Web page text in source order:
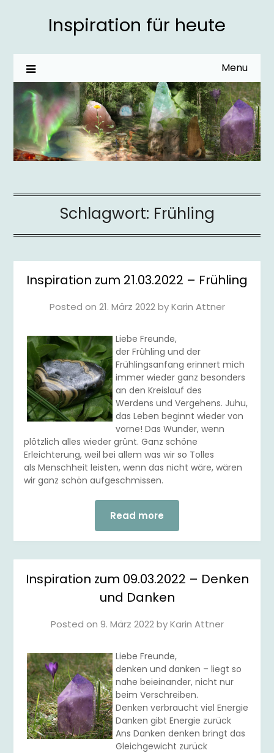
Inspiration für heute
Menu
Schlagwort: Frühling
Inspiration zum 21.03.2022 – Frühling
Posted on 21. März 2022byKarin Attner
Liebe Freunde,
der Frühling und der
Frühlingsanfang erinnert mich
immer wieder ganz besonders
an den Kreislauf des
Werdens und Vergehens. Juhu,
das Leben beginnt wieder von
vorne! Das Wunder, wenn
plötzlich alles wieder grünt. Ganz schöne
Erleichterung, weil bei allem was wir so Tolles
als Menschheit leisten, wenn das nicht wäre, wären
wir ganz schön aufgeschmissen.
Read more
Inspiration zum 09.03.2022 – Denken
und Danken
Posted on 9. März 2022byKarin Attner
Liebe Freunde,
denken und danken – liegt so
nahe beieinander, nicht nur
beim Verschreiben.
Denken verbraucht viel Energie
Danken gibt Energie zurück
Ans Danken denken bringt das
Gleichgewicht zurück